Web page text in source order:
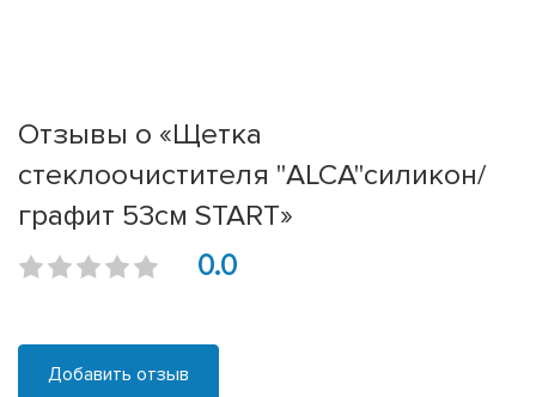
Отзывы о «Щетка
стеклоочистителя "ALCA"силикон/
графит 53см START»
0.0
Добавить отзыв